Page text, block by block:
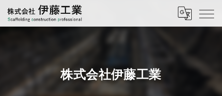
株式会社伊藤工業